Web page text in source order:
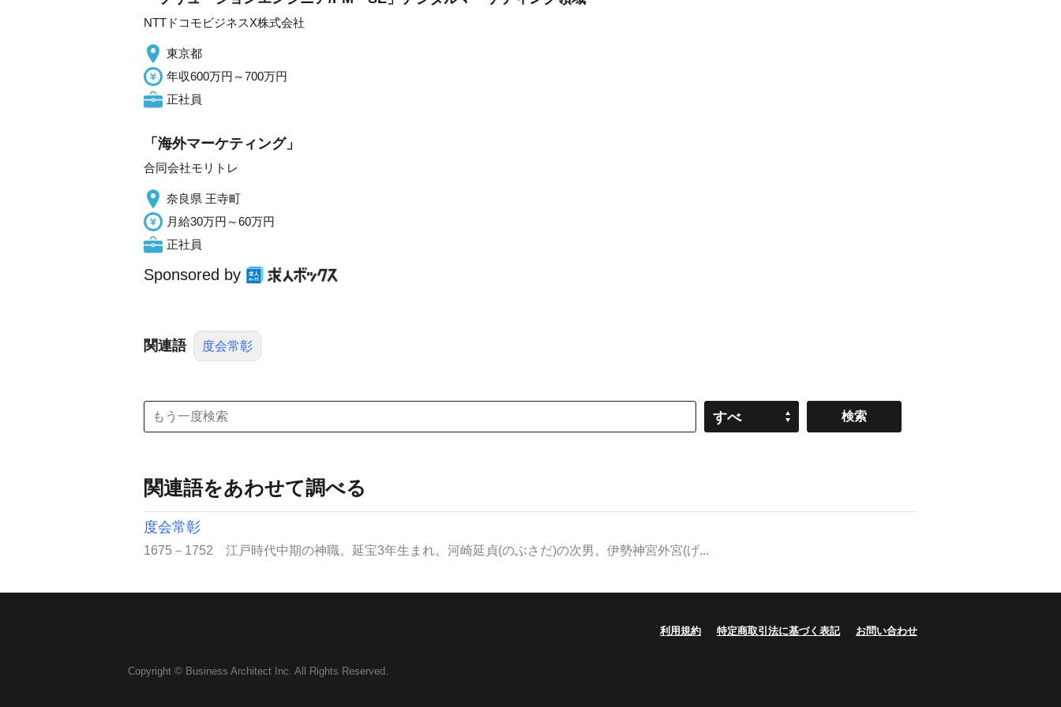
NTTドコモビジネスX株式会社
東京都
年収600万円～700万円
正社員
「海外マーケティング」
合同会社モリトレ
奈良県 王寺町
月給30万円～60万円
正社員
Sponsored by
関連語 度会常彰
すべ
関連語をあわせて調べる
度会常彰
1675－1752 江戸時代中期の神職。延宝3年生まれ。河崎延貞(のぶさだ)の次男。伊勢神宮外宮(げ...
利用規約 特定商取引法に基づく表記 お問い合わせ
Copyright © Business Architect Inc. All Rights Reserved.